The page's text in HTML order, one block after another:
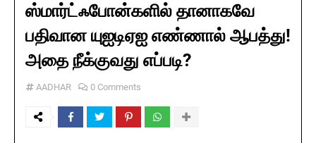
ஸ்மார்ட்ஃபோன்களில் தானாகவே
பதிவான யுஐடிஏஐ எண்ணால் ஆபத்து!
அதை நீக்குவது எப்படி?
AADHAR 0 Comments